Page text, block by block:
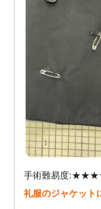
手術難易度
礼服のジャケット